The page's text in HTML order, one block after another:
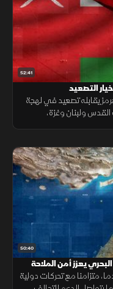
52:41
التصعيد
يقابله تصعيد في لهجة
ولبنان وغزة،
50:40
يعزز أمن الملاحة
متزامنا مع تحركات دولية